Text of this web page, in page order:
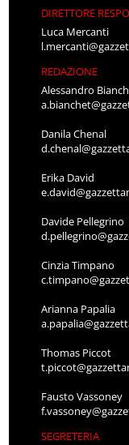
DIRETTORE
Luca Mercanti
REDAZIONE
Alessandro
Danila Chenal
Erika David
Davide Pellegrino
Cinzia Timpano
Arianna Papalia
Thomas Piccot
Fausto Vassoney
SEGRETERIA